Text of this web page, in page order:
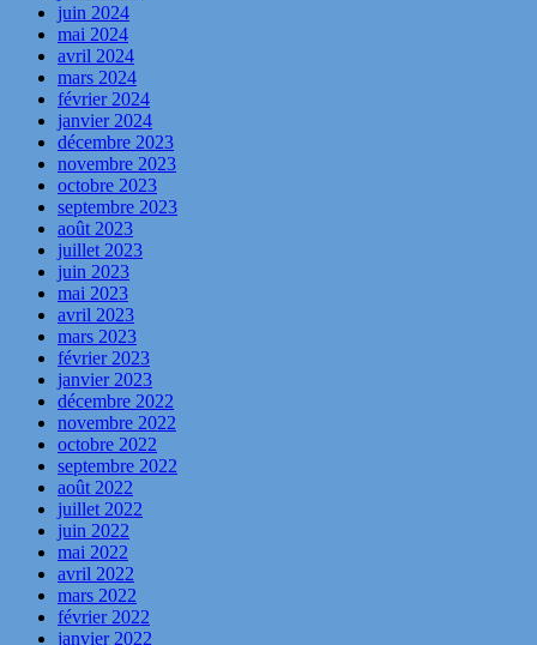
juin 2024
mai 2024
avril 2024
mars 2024
février 2024
janvier 2024
décembre 2023
novembre 2023
octobre 2023
septembre 2023
août 2023
juillet 2023
juin 2023
mai 2023
avril 2023
mars 2023
février 2023
janvier 2023
décembre 2022
novembre 2022
octobre 2022
septembre 2022
août 2022
juillet 2022
juin 2022
mai 2022
avril 2022
mars 2022
février 2022
janvier 2022